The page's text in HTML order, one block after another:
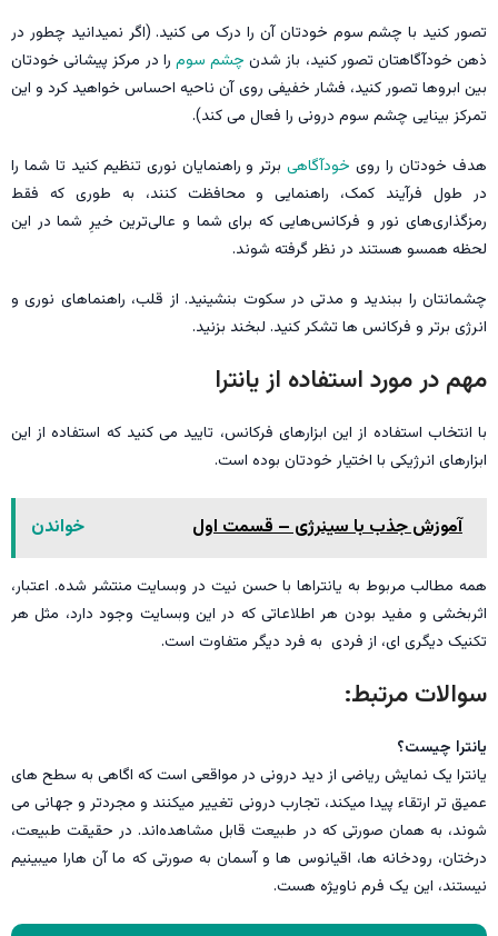
تصور کنید با چشم سوم خودتان آن را درک می کنید. (اگر نمیدانید چطور در
ذهن خودآگاهتان تصور کنید، باز شدن چشم سوم را در مرکز پیشانی خودتان
بین ابروها تصور کنید، فشار خفیفی روی آن ناحیه احساس خواهید کرد و این
تمرکز بینایی چشم سوم درونی را فعال می کند).
هدف خودتان را روی خودآگاهیبرتر و راهنمایان نوری تنظیم کنید تا شما را
در طول فرآیند کمک، راهنمایی و محافظت کنند، به طوری که فقط
رمزگذاری‌های نور و فرکانس‌هایی که برای شما و عالی‌ترین خیرِ شما در این
لحظه همسو هستند در نظر گرفته شوند.
چشمانتان را ببندید و مدتی در سکوت بنشینید. از قلب، راهنماهای نوری و
انرژی برتر و فرکانس ها تشکر کنید. لبخند بزنید.
مهم در مورد استفاده از یانترا
با انتخاب استفاده از این ابزارهای فرکانس، تایید می کنید که استفاده از این
ابزارهای انرژیکی با اختیار خودتان بوده است.
خواندن آموزش جذب با سینرژی – قسمت اول
همه مطالب مربوط به یانتراها با حسن نیت در وبسایت منتشر شده. اعتبار،
اثربخشی و مفید بودن هر اطلاعاتی که در این وبسایت وجود دارد، مثل هر
تکنیک دیگری ای، از فردی به فرد دیگر متفاوت است.
سوالات مرتبط:
یانترا چیست؟
یانترا یک نمایش ریاضی از دید درونی در مواقعی است که اگاهی به سطح های
عمیق تر ارتقاء پیدا میکند، تجارب درونی تغییر میکنند و مجردتر و جهانی می
شوند، به همان صورتی که در طبیعت قابل مشاهده‌اند. در حقیقت طبیعت،
درختان، رودخانه ها، اقیانوس ها و آسمان به صورتی که ما آن هارا میبینیم
نیستند، این یک فرم ناویژه هست.